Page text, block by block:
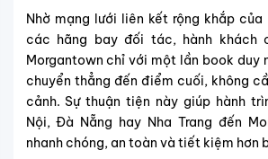
Nhờ mạng lưới liên kết rộng khắp của
các hãng bay đối tác, hành
Morgantown chỉ với một lần book duy
chuyển thẳng đến điểm cuối, không
cảnh. Sự thuận tiện này giúp hành
Nội, Đà Nẵng hay Nha Trang đến
nhanh chóng, an toàn và tiết kiệm hơn